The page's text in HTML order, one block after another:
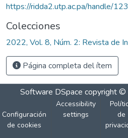
https://ridda2.utp.ac.pa/handle/
Colecciones
2022, Vol. 8, Núm. 2: Revista de
Página completa del ítem
Software DSpace copyright
Configuración
de cookies
Accessibility
settings
de